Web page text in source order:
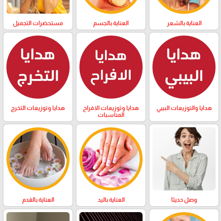
العناية بالشعر العناية بالجسم مستحضرات التجميل
هدايا والتوزيعات البيبي
هدايا وتوزيعات الافراح
المناسبات
هدايا وتوزيعات التخرج
وصل حديثا العناية باليد العناية بالقدم